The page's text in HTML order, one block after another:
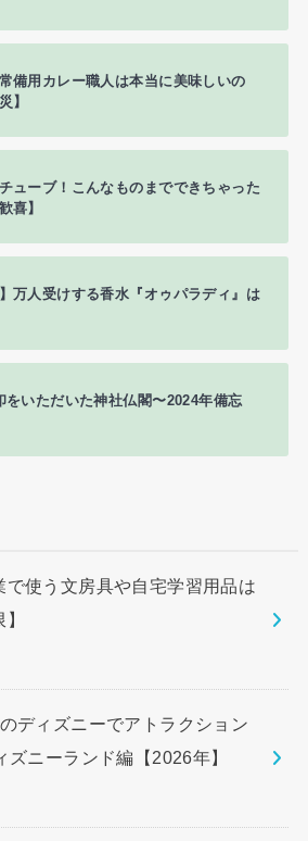
備用カレー職人は本当に美味しいの
】
ューブ！こんなものまでできちゃった
喜】
万人受けする香水『オゥパラディ』は
をいただいた神社仏閣〜2024年備忘
で使う文房具や自宅学習用品は
ディズニーでアトラクション
ニーランド編【2026年】